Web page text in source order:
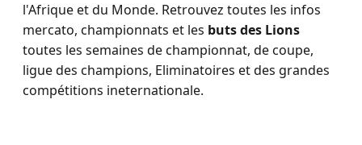
l'Afrique et du Monde. Retrouvez toutes les infos
mercato, championnats et les buts des Lions
toutes les semaines de championnat, de coupe,
ligue des champions, Eliminatoires et des grandes
compétitions ineternationale.